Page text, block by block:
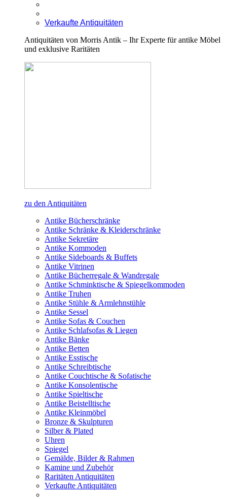
Verkaufte Antiquitäten
Antiquitäten von Morris Antik – Ihr Experte für antike Möbel
und exklusive Raritäten
zu den Antiquitäten
Antike Bücherschränke
Antike Schränke & Kleiderschränke
Antike Sekretäre
Antike Kommoden
Antike Sideboards & Buffets
Antike Vitrinen
Antike Bücherregale & Wandregale
Antike Schminktische & Spiegelkommoden
Antike Truhen
Antike Stühle & Armlehnstühle
Antike Sessel
Antike Sofas & Couchen
Antike Schlafsofas & Liegen
Antike Bänke
Antike Betten
Antike Esstische
Antike Schreibtische
Antike Couchtische & Sofatische
Antike Konsolentische
Antike Spieltische
Antike Beistelltische
Antike Kleinmöbel
Bronze & Skulpturen
Silber & Plated
Uhren
Spiegel
Gemälde, Bilder & Rahmen
Kamine und Zubehör
Raritäten Antiquitäten
Verkaufte Antiquitäten